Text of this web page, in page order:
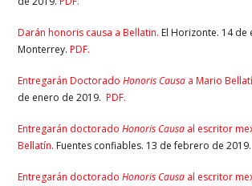
Darán honoris causa a Bellatin. El Horizonte. 14 de
Monterrey.PDF.
Entregarán DoctoradoHonoris Causa a Mario
de enero de 2019.PDF.
Entregarán doctoradoHonoris Causa al escritor
Bellatín. Fuentes confiables. 13 de febrero de 2019.
Entregarán doctoradoHonoris Causa al escritor